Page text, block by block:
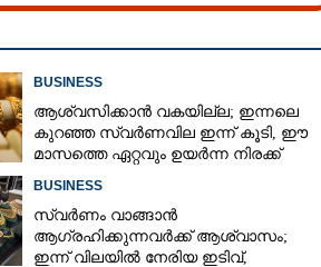
BUSINESS
ആശ്വസിക്കാൻ വകയില്ല; ഇന്നലെ
കുറഞ്ഞ സ്വർണവില ഇന്ന് കൂടി, ഈ
മാസത്തെ ഏറ്റവും ഉയർന്ന നിരക്ക്
BUSINESS
സ്വർണം വാങ്ങാൻ
ആഗ്രഹിക്കുന്നവർക്ക് ആശ്വാസം;
ഇന്ന് വിലയിൽ നേരിയ ഇടിവ്,
Copy Link